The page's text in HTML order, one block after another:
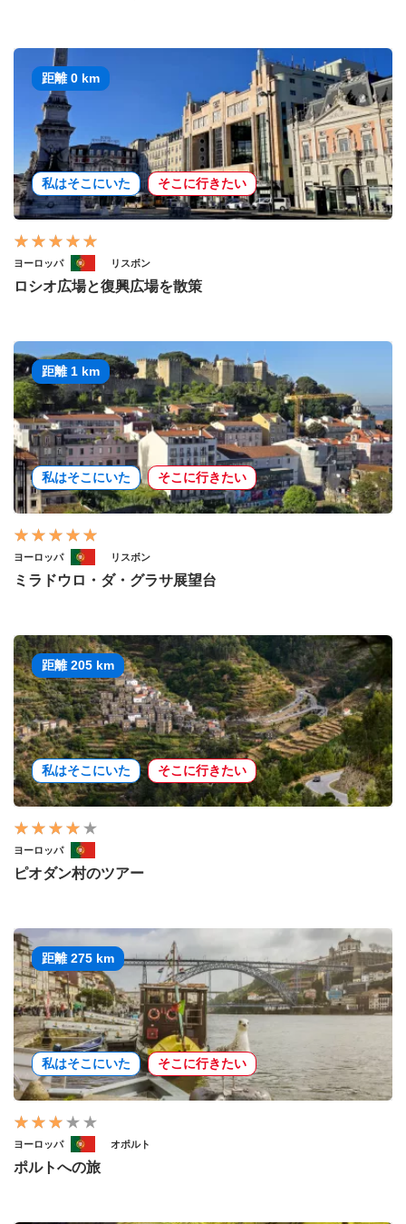
距離 0 km
私はそこにいた そこに行きたい
ヨーロッパ リスボン
ロシオ広場と復興広場を散策
距離 1 km
私はそこにいた そこに行きたい
ヨーロッパ リスボン
ミラドウロ・ダ・グラサ展望台
距離 205 km
私はそこにいた そこに行きたい
ヨーロッパ
ピオダン村のツアー
距離 275 km
私はそこにいた そこに行きたい
ヨーロッパ オポルト
ポルトへの旅